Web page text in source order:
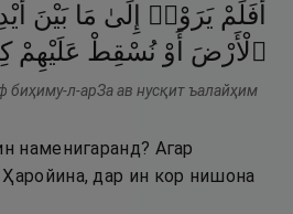
أَفَلَمْ يَرَوْا۟ إِلَىٰ مَا بَيْنَ
ٱلْأَرْضَ
أَوْ نُسْقِطْ عَلَيْهِمْ
л-арЗа ав нусқит ъалайҳим
наменигаранд? Агар
дар ин кор нишона